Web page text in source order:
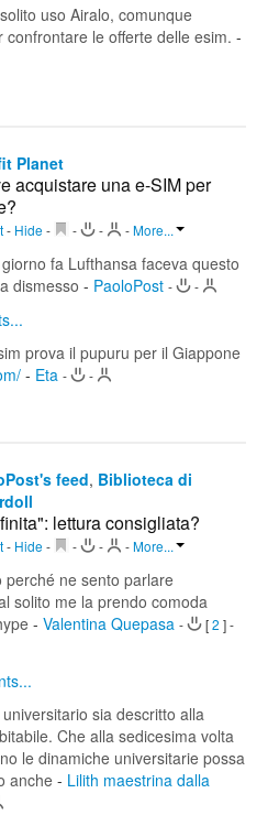
uso Airalo, comunque
confrontare le offerte delle esim. -
Planet
acquistare una e-SIM per
- Hide - - - -More...
fa Lufthansa faceva questo
dismesso - PaoloPost - -
prova il pupuru per il Giappone
- Eta - -
feed, Biblioteca di
lettura consigliata?
- Hide - - - -More...
perché ne sento parlare
solito me la prendo comoda
- Valentina Quepasa - [2 ]-
universitario sia descritto alla
Che alla sedicesima volta
le dinamiche universitarie possa
anche - Lilith maestrina dalla